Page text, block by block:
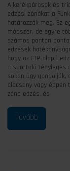
A kerékpárosok és
edzési zónákat a
határozzák meg. Ez
módszer, de egyre
számos ponton
edzések
hogy az FTP-alapú
a sportoló tényleges
sokan úgy gondolják,
alacsony vagy
zóna edzés, és